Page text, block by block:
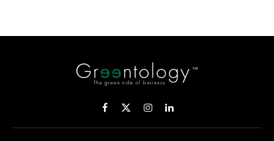
Facebook
X
(Twitter)
InstagramLinkedIn